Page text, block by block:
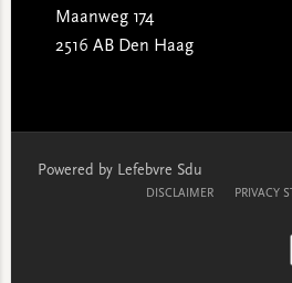
Maanweg 174
2516 AB Den Haag
Powered by Lefebvre Sdu
DISCLAIMER PRIVACY